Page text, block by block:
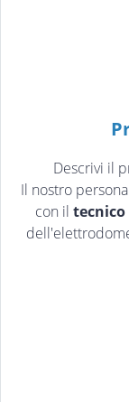
Descrivi il
Il nostro
con il tecnico